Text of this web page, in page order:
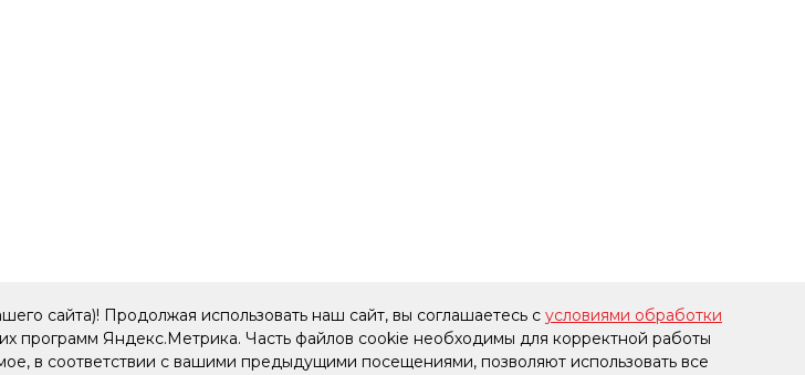
сайта)! Продолжая использовать наш сайт, вы соглашаетесь с условиями обработки
программ Яндекс.Метрика. Часть файлов cookie необходимы для корректной работы
в соответствии с вашими предыдущими посещениями, позволяют использовать все